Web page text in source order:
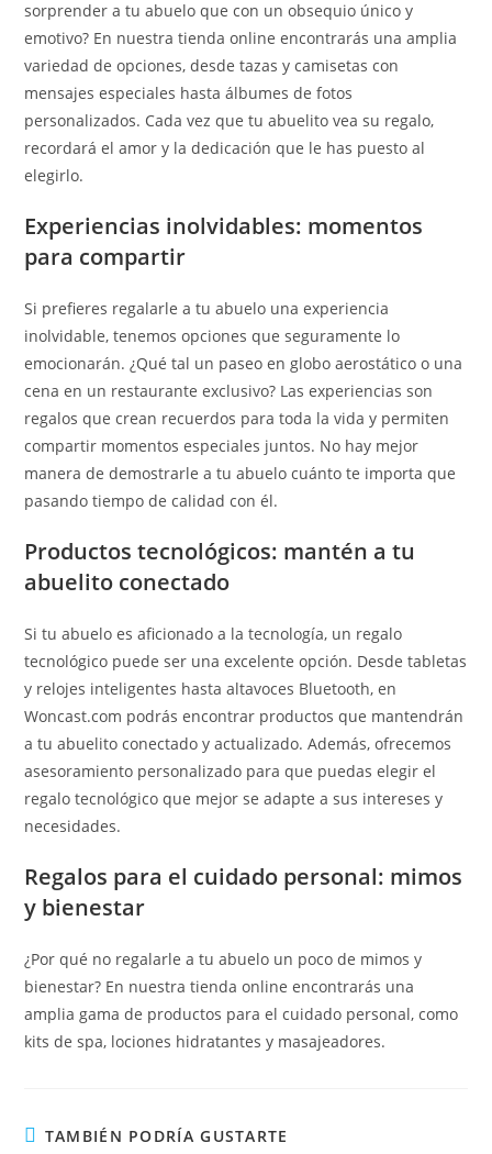
sorprender a tu abuelo que con un obsequio único y
emotivo? En nuestra tienda online encontrarás una amplia
variedad de opciones, desde tazas y camisetas con
mensajes especiales hasta álbumes de fotos
personalizados. Cada vez que tu abuelito vea su regalo,
recordará el amor y la dedicación que le has puesto al
elegirlo.
Experiencias inolvidables: momentos
para compartir
Si prefieres regalarle a tu abuelo una experiencia
inolvidable, tenemos opciones que seguramente lo
emocionarán. ¿Qué tal un paseo en globo aerostático o una
cena en un restaurante exclusivo? Las experiencias son
regalos que crean recuerdos para toda la vida y permiten
compartir momentos especiales juntos. No hay mejor
manera de demostrarle a tu abuelo cuánto te importa que
pasando tiempo de calidad con él.
Productos tecnológicos: mantén a tu
abuelito conectado
Si tu abuelo es aficionado a la tecnología, un regalo
tecnológico puede ser una excelente opción. Desde tabletas
y relojes inteligentes hasta altavoces Bluetooth, en
Woncast.com podrás encontrar productos que mantendrán
a tu abuelito conectado y actualizado. Además, ofrecemos
asesoramiento personalizado para que puedas elegir el
regalo tecnológico que mejor se adapte a sus intereses y
necesidades.
Regalos para el cuidado personal: mimos
y bienestar
¿Por qué no regalarle a tu abuelo un poco de mimos y
bienestar? En nuestra tienda online encontrarás una
amplia gama de productos para el cuidado personal, como
kits de spa, lociones hidratantes y masajeadores.
TAMBIÉN PODRÍA GUSTARTE